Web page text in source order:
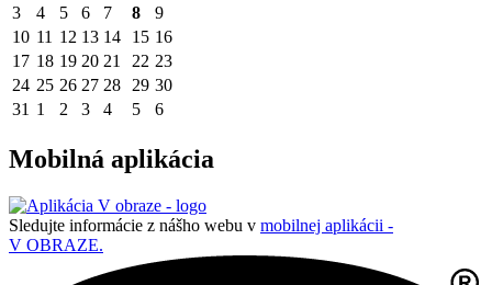
3
4 5 6 7 8
9
10 11 12 13 14 15 16
17 18 19 20 21 22 23
24 25 26 27 28 29 30
31 1 2 3 4 5 6
Mobilná aplikácia
Sledujte informácie z nášho webu v mobilnej aplikácii -
V OBRAZE.